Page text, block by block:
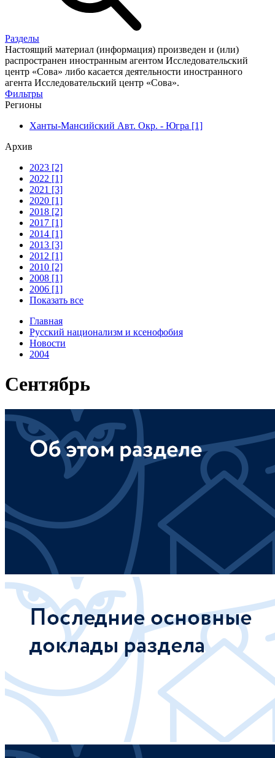
Разделы
Настоящий материал (информация) произведен и (или)
распространен иностранным агентом Исследовательский
центр «Сова» либо касается деятельности иностранного
агента Исследовательский центр «Сова».
Фильтры
Регионы
Ханты-Мансийский Авт. Окр. - Югра [1]
Архив
2023 [2]
2022 [1]
2021 [3]
2020 [1]
2018 [2]
2017 [1]
2014 [1]
2013 [3]
2012 [1]
2010 [2]
2008 [1]
2006 [1]
Показать все
Главная
Русский национализм и ксенофобия
Новости
2004
Сентябрь